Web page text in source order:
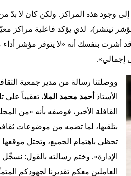
إلى وجود هذه المراكز. ولكن كان لا بدّ
نيتشر)، الذي يؤكد فاعلية مراكز
أشرت بنفسك أنه «لا يتوفر مؤشر
إجمالي».
ووصلتنا رسالة من مدير جمعية
الأستاذ أحمد محمد الملا، تعقيباً
القافلة الأخير، فوصفه بأنه «من
بتلقيها، لما تضمه من موضوعات
تحظى باهتمام الجميع، وتحتل موقعها
الإدارة». وختم رسالته بالقول:
العاملين معكم تقديرنا لجهودكم